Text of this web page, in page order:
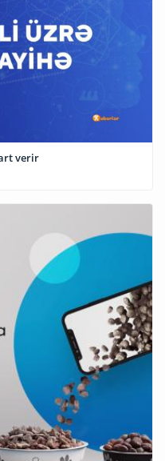
start verir